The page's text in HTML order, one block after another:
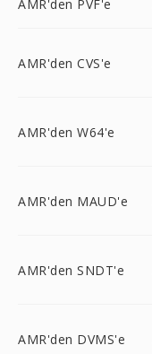
AMR'den PVF'e
AMR'den CVS'e
AMR'den W64'e
AMR'den MAUD'e
AMR'den SNDT'e
AMR'den DVMS'e